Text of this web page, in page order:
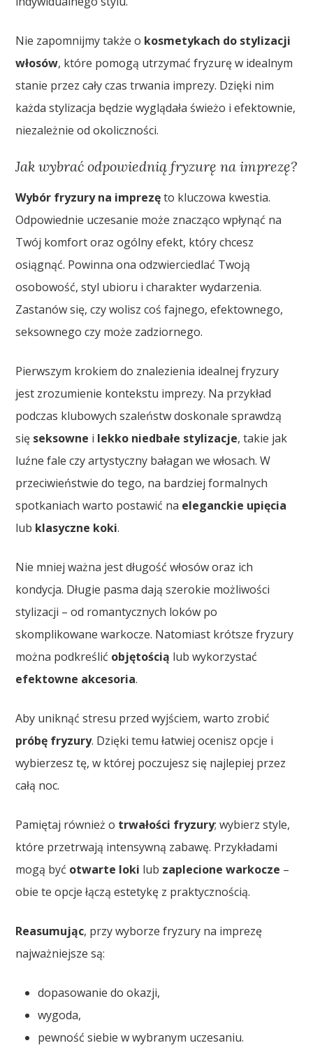
Nie zapomnijmy także o kosmetykach do stylizacji
włosów, które pomogą utrzymać fryzurę w idealnym
stanie przez cały czas trwania imprezy. Dzięki nim
każda stylizacja będzie wyglądała świeżo i efektownie,
niezależnie od okoliczności.
Jak wybrać odpowiednią fryzurę na imprezę?
Wybór fryzury na imprezęto kluczowa kwestia.
Odpowiednie uczesanie może znacząco wpłynąć na
Twój komfort oraz ogólny efekt, który chcesz
osiągnąć. Powinna ona odzwierciedlać Twoją
osobowość, styl ubioru i charakter wydarzenia.
Zastanów się, czy wolisz coś fajnego, efektownego,
seksownego czy może zadziornego.
Pierwszym krokiem do znalezienia idealnej fryzury
jest zrozumienie kontekstu imprezy. Na przykład
podczas klubowych szaleństw doskonale sprawdzą
się seksowne i lekko niedbałe stylizacje, takie jak
luźne fale czy artystyczny bałagan we włosach. W
przeciwieństwie do tego, na bardziej formalnych
spotkaniach warto postawić na eleganckie upięcia
lub klasyczne koki.
Nie mniej ważna jest długość włosów oraz ich
kondycja. Długie pasma dają szerokie możliwości
stylizacji – od romantycznych loków po
skomplikowane warkocze. Natomiast krótsze fryzury
można podkreślić objętością lub wykorzystać
efektowne akcesoria.
Aby uniknąć stresu przed wyjściem, warto zrobić
próbę fryzury. Dzięki temu łatwiej ocenisz opcje i
wybierzesz tę, w której poczujesz się najlepiej przez
całą noc.
Pamiętaj również o trwałości fryzury; wybierz style,
które przetrwają intensywną zabawę. Przykładami
mogą być otwarte loki lub zaplecione warkocze –
obie te opcje łączą estetykę z praktycznością.
Reasumując, przy wyborze fryzury na imprezę
najważniejsze są:
dopasowanie do okazji,
wygoda,
pewność siebie w wybranym uczesaniu.